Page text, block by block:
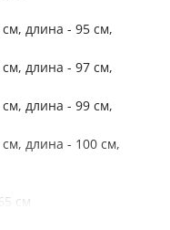
длина - 95 см,
длина - 97 см,
длина - 99 см,
длина - 100 см,
см
см